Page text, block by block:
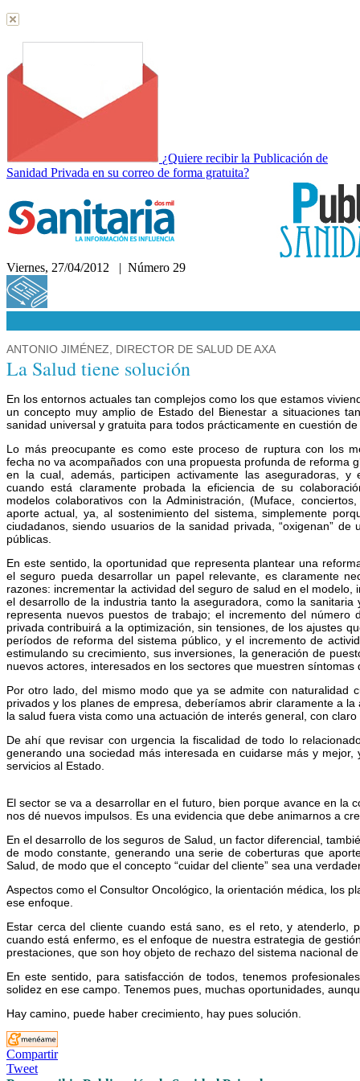
¿Quiere recibir la Publicación de
Sanidad Privada en su correo de forma gratuita?
Viernes, 27/04/2012 | Número 29
ANTONIO JIMÉNEZ, DIRECTOR DE SALUD DE AXA
La Salud tiene solución
En los entornos actuales tan complejos como los que estamos
un concepto muy amplio de Estado del Bienestar a situaciones
sanidad universal y gratuita para todos prácticamente en cuestión de
Lo más preocupante es como este proceso de ruptura con los
fecha no va acompañados con una propuesta profunda de reforma
en la cual, además, participen activamente las aseguradoras, y
cuando está claramente probada la eficiencia de su
modelos colaborativos con la Administración, (Muface,
aporte actual, ya, al sostenimiento del sistema, simplemente
ciudadanos, siendo usuarios de la sanidad privada, “oxigenan” de
públicas.
En este sentido, la oportunidad que representa plantear una
el seguro pueda desarrollar un papel relevante, es claramente
razones: incrementar la actividad del seguro de salud en el modelo,
el desarrollo de la industria tanto la aseguradora, como la sanitaria
representa nuevos puestos de trabajo; el incremento del número
privada contribuirá a la optimización, sin tensiones, de los ajustes
períodos de reforma del sistema público, y el incremento de
estimulando su crecimiento, sus inversiones, la generación de
nuevos actores, interesados en los sectores que muestren síntomas
Por otro lado, del mismo modo que ya se admite con naturalidad
privados y los planes de empresa, deberíamos abrir claramente a
la salud fuera vista como una actuación de interés general, con
De ahí que revisar con urgencia la fiscalidad de todo lo
generando una sociedad más interesada en cuidarse más y
servicios al Estado.
El sector se va a desarrollar en el futuro, bien porque avance en la
nos dé nuevos impulsos. Es una evidencia que debe animarnos a
En el desarrollo de los seguros de Salud, un factor diferencial,
de modo constante, generando una serie de coberturas que
Salud, de modo que el concepto “cuidar del cliente” sea una
Aspectos como el Consultor Oncológico, la orientación médica, los
ese enfoque.
Estar cerca del cliente cuando está sano, es el reto, y atenderlo,
cuando está enfermo, es el enfoque de nuestra estrategia de
prestaciones, que son hoy objeto de rechazo del sistema nacional
En este sentido, para satisfacción de todos, tenemos
solidez en ese campo. Tenemos pues, muchas oportunidades,
Hay camino, puede haber crecimiento, hay pues solución.
Compartir
Tweet